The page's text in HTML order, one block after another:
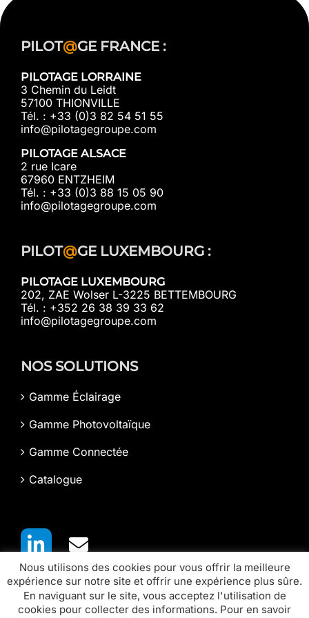
PILOT@GE FRANCE :
PILOTAGE LORRAINE
3 Chemin du Leidt
57100 THIONVILLE
Tél. : +33 (0)3 82 54 51 55
info@pilotagegroupe.com
PILOTAGE ALSACE
2 rue Icare
67960 ENTZHEIM
Tél. : +33 (0)3 88 15 05 90
info@pilotagegroupe.com
PILOT@GE LUXEMBOURG :
PILOTAGE LUXEMBOURG
202, ZAE Wolser L-3225 BETTEMBOURG
Tél. : +352 26 38 39 33 62
info@pilotagegroupe.com
NOS SOLUTIONS
Gamme Éclairage
Gamme Photovoltaïque
Gamme Connectée
Catalogue
Nous utilisons des cookies pour vous offrir la meilleure
expérience sur notre site et offrir une expérience plus sûre.
En naviguant sur le site, vous acceptez l'utilisation de
cookies pour collecter des informations. Pour en savoir